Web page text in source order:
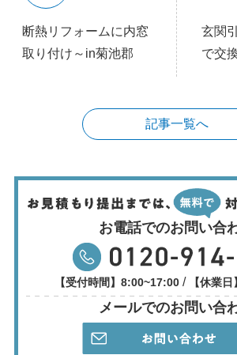
断熱リフォームに内窓
取り付け～in菊池郡
玄関
で交
記事一覧へ
お電話でのお問い合
【受付時間】8:00~17:00 / 【休業日
メールでのお問い合